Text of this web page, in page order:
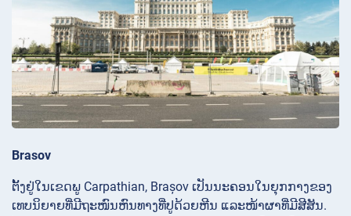
Brasov
ຕັ້ງຢູ່ໃນເຂດພູ Carpathian, Brașov ເປັນນະຄອນໃນຍຸກກາງຂອງ
ເທບນິຍາຍທີ່ມີຖະໜົນຫົນທາງທີ່ປູດ້ວຍຫີນ ແລະໜ້າຜາທີ່ມີສີສັນ.